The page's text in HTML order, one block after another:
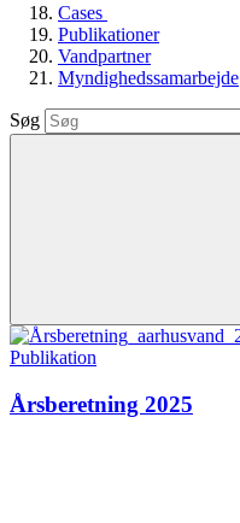
Cases
Publikationer
Vandpartner
Myndighedssamarbejde
Søg
Publikation
Årsberetning 2025